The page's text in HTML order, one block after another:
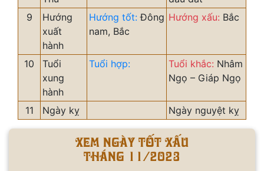
9
Hướng
xuất
hành
Hướng tốt: Đông
nam, Bắc
Hướng xấu: Bắc
10
Tuổi
xung
hành
Tuổi hợp: Tuổi khắc: Nhâm
Ngọ – Giáp Ngọ
11 Ngày kỵ Ngày nguyệt kỵ
Xem ngày tốt xấu
tháng 11/2023